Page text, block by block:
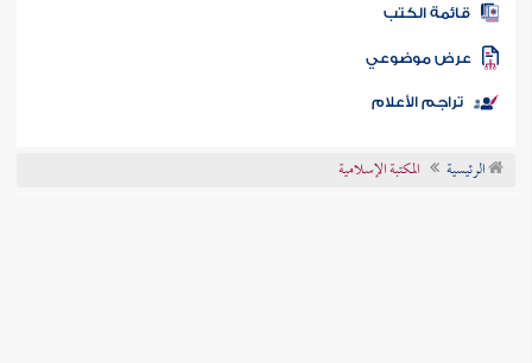
المكتبة
الكتب
موضوعي
تراجم الأعلام
الرئيسية المكتبة الإسلامية